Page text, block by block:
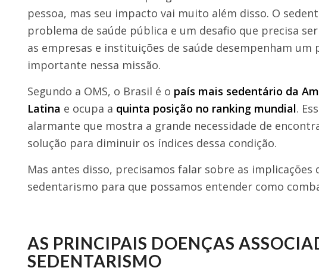
pessoa, mas seu impacto vai muito além disso. O
problema de saúde pública e um desafio que precisa
as empresas e instituições de saúde desempenham um
importante nessa missão.
Segundo a OMS, o Brasil é o país mais sedentário da
Latina e ocupa a quinta posição no ranking mundial.
alarmante que mostra a grande necessidade de
solução para diminuir os índices dessa condição.
Mas antes disso, precisamos falar sobre as implicações
sedentarismo para que possamos entender como
AS PRINCIPAIS DOENÇAS
SEDENTARISMO